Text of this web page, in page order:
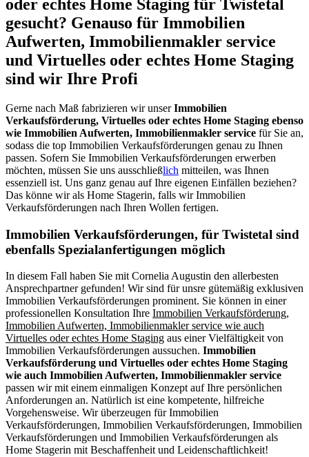
oder echtes Home Staging für Twistetal
gesucht? Genauso für Immobilien
Aufwerten, Immobilienmakler service
und Virtuelles oder echtes Home Staging
sind wir Ihre Profi
Gerne nach Maß fabrizieren wir unserImmobilien
Verkaufsförderung, Virtuelles oder echtes Home Staging ebenso
wie Immobilien Aufwerten, Immobilienmakler service für Sie an,
sodass die top Immobilien Verkaufsförderungen genau zu Ihnen
passen. Sofern Sie Immobilien Verkaufsförderungen erwerben
möchten, müssen Sie uns ausschließlich mitteilen, was Ihnen
essenziell ist. Uns ganz genau auf Ihre eigenen Einfällen beziehen?
Das könne wir als Home Stagerin, falls wir Immobilien
Verkaufsförderungen nach Ihren Wollen fertigen.
Immobilien Verkaufsförderungen, für Twistetal sind
ebenfalls Spezialanfertigungen möglich
In diesem Fall haben Sie mit Cornelia Augustin den allerbesten
Ansprechpartner gefunden! Wir sind für unsre gütemäßig exklusiven
Immobilien Verkaufsförderungen prominent. Sie können in einer
professionellen Konsultation Ihre Immobilien Verkaufsförderung,
Immobilien Aufwerten, Immobilienmakler service wie auch
Virtuelles oder echtes Home Staging aus einer Vielfältigkeit von
Immobilien Verkaufsförderungen aussuchen. Immobilien
Verkaufsförderung und Virtuelles oder echtes Home Staging
wie auch Immobilien Aufwerten, Immobilienmakler service
passen wir mit einem einmaligen Konzept auf Ihre persönlichen
Anforderungen an. Natürlich ist eine kompetente, hilfreiche
Vorgehensweise. Wir überzeugen für Immobilien
Verkaufsförderungen, Immobilien Verkaufsförderungen, Immobilien
Verkaufsförderungen und Immobilien Verkaufsförderungen als
Home Stagerin mit Beschaffenheit und Leidenschaftlichkeit!